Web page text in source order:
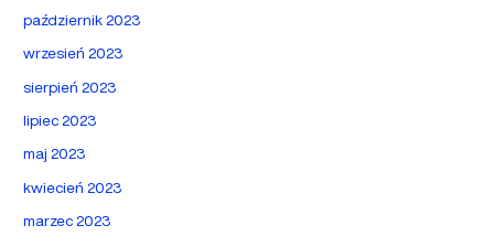
październik 2023
wrzesień 2023
sierpień 2023
lipiec 2023
maj 2023
kwiecień 2023
marzec 2023